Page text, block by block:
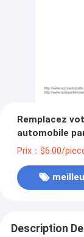
Remplacez
automobile
9013002030
Prix：$6.00/
Description